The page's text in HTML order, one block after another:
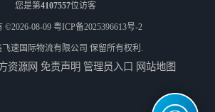
您是第4107557位访客
©2026-08-09 粤ICP备2025396613号-2
速国际物流有限公司 保留所有权利.
资源网 免责声明 管理员入口 网站地图